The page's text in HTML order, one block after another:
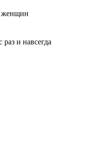
женщин
и навсегда